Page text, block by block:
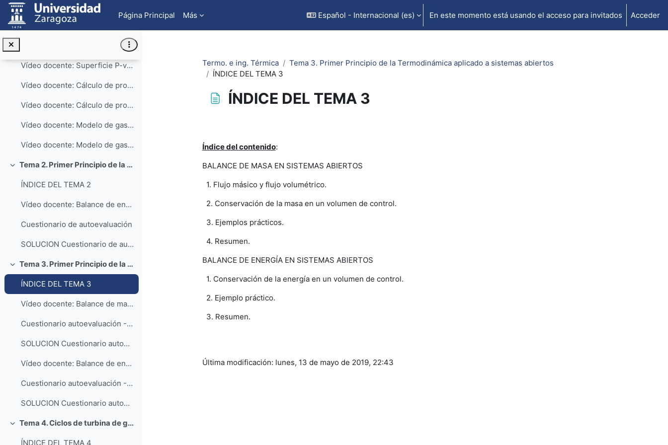
Salta al contenido principal
Página Principal
Más Español - Internacional ‎(es)‎ En este momento está usando el acceso para invitados Acceder
Colapsar
ÍNDICE DEL TEMA 1
Vídeo docente: Cambios de fase de una sustancia pura a presión constante
Vídeo docente: Superficie P-v-T de una sustancia pura
Vídeo docente: Cálculo de propiedades de una sustancia real mediante tablas
Vídeo docente: Cálculo de propiedades de líquido subenfriado
Vídeo docente: Modelo de gas ideal - ecuación térmica de estado
Vídeo docente: Modelo de gas ideal - cálculo de propiedades
Colapsar Tema 2. Primer Principio de la Termodinámica aplicado a sistemas cerrados
ÍNDICE DEL TEMA 2
Vídeo docente: Balance de energía en sistemas cerrados
Cuestionario de autoevaluación
SOLUCION Cuestionario de autoevaluación
Colapsar Tema 3. Primer Principio de la Termodinámica aplicado a sistemas abiertos
ÍNDICE DEL TEMA 3
Vídeo docente: Balance de masa en sistemas abiertos
Cuestionario autoevaluación - Balance de masa
SOLUCION Cuestionario autoevaluación - Balance de masa
Vídeo docente: Balance de energía en sistemas abiertos
Cuestionario autoevaluación - Balance de energía
SOLUCION Cuestionario autoevaluación - Balance de energía
Colapsar Tema 4. Ciclos de turbina de gas
ÍNDICE DEL TEMA 4
Termo. e ing. Térmica
Tema 3. Primer Principio de la Termodinámica aplicado a sistemas abiertos
ÍNDICE DEL TEMA 3
ÍNDICE DEL TEMA 3
Índice del contenido:
BALANCE DE MASA EN SISTEMAS ABIERTOS
1. Flujo másico y flujo volumétrico.
2. Conservación de la masa en un volumen de control.
3. Ejemplos prácticos.
4. Resumen.
BALANCE DE ENERGÍA EN SISTEMAS ABIERTOS
1. Conservación de la energía en un volumen de control.
2. Ejemplo práctico.
3. Resumen.
Última modificación: lunes, 13 de mayo de 2019, 22:43